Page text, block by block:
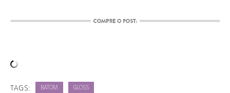
TAGS: BATOM GLOSS